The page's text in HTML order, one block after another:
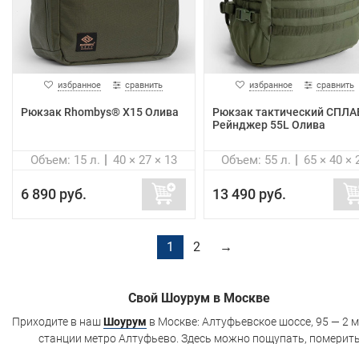
избранное сравнить
Рюкзак Rhombys® X15 Олива
40 × 27 × 13
Объем: 15 л.
6 890 руб.
избранное сравнить
Рюкзак тактический
Рейнджер 55L Олива
65 × 40 ×
Объем: 55 л.
13 490 руб.
1 2 →
Свой Шоурум в Москве
Приходите в нашШоурум в Москве: Алтуфьевское шоссе, 95 — 2
станции метро Алтуфьево. Здесь можно пощупать,